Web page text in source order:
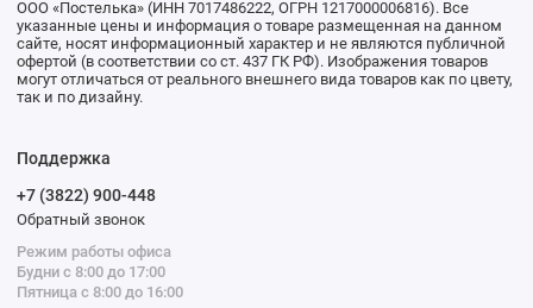
ООО «Постелька» (ИНН 7017486222, ОГРН 1217000006816). Все
указанные цены и информация о товаре размещенная на данном
сайте, носят информационный характер и не являются публичной
офертой (в соответствии со ст. 437 ГК РФ). Изображения товаров
могут отличаться от реального внешнего вида товаров как по цвету,
так и по дизайну.
Поддержка
+7 (3822) 900-448
Обратный звонок
Режим работы офиса
Будни с 8:00 до 17:00
Пятница с 8:00 до 16:00